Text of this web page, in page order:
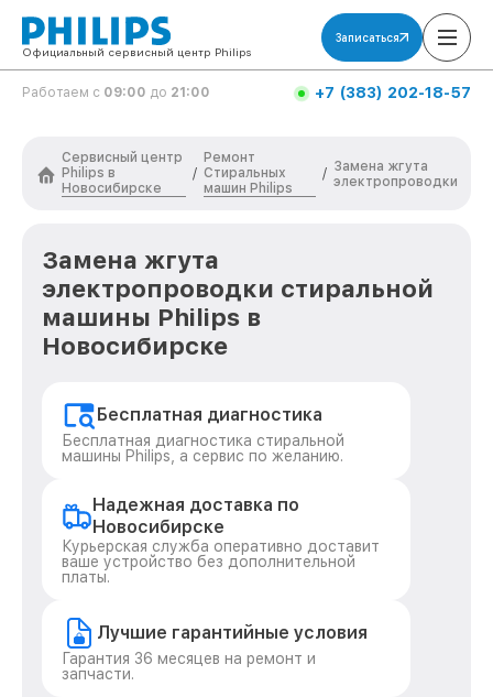
Официальный сервисный центр Philips
Записаться
Работаем с 09:00 до 21:00 +7 (383) 202-18-57
Сервисный центр
Philips в
Новосибирске
/
Ремонт
Стиральных
машин Philips
/ Замена жгута
электропроводки
Замена жгута
электропроводки стиральной
машины Philips в
Новосибирске
Бесплатная диагностика
Бесплатная диагностика стиральной
машины Philips, а сервис по желанию.
Надежная доставка по
Новосибирске
Курьерская служба оперативно доставит
ваше устройство без дополнительной
платы.
Лучшие гарантийные условия
Гарантия 36 месяцев на ремонт и
запчасти.